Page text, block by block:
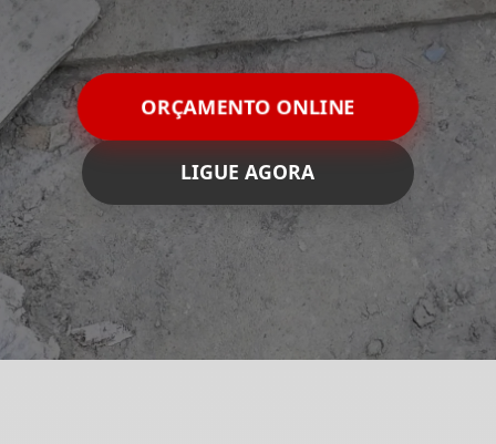
ORÇAMENTO ONLINE
LIGUE AGORA